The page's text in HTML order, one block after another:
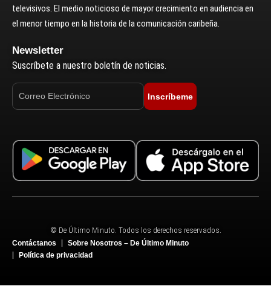
televisivos. El medio noticioso de mayor crecimiento en audiencia en
el menor tiempo en la historia de la comunicación caribeña.
Newsletter
Suscríbete a nuestro boletín de noticias.
Inscríbeme
© De Último Minuto. Todos los derechos reservados.
Contáctanos
Sobre Nosotros – De Último Minuto
Política de privacidad